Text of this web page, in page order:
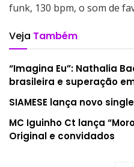
funk, 130 bpm, o som de
Veja Também
“Imagina Eu”: Nathalia
brasileira e superação
SIAMESE lança novo
MC Iguinho Ct lança
Original e convidados